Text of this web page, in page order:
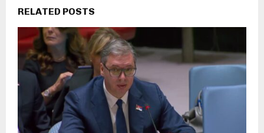
RELATED POSTS